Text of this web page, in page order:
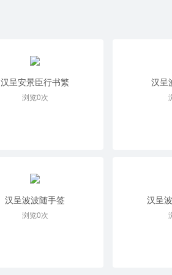
汉呈安景臣行书繁
浏览0次
汉呈
汉呈波波随手签
浏览0次
汉呈